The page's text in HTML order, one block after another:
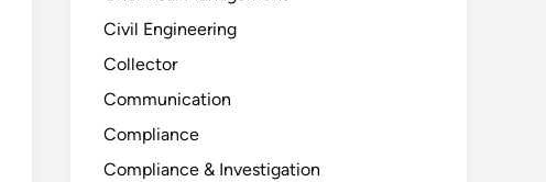
Civil Engineering
Collector
Communication
Compliance
Compliance & Investigation